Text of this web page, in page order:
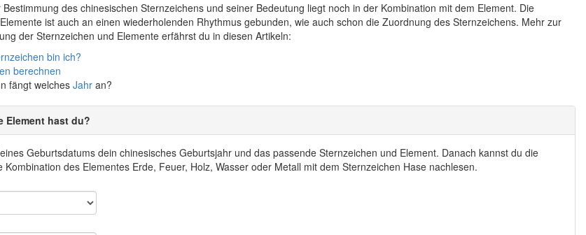
des chinesischen Sternzeichens und seiner Bedeutung liegt noch in der Kombination mit dem Element. Die
ist auch an einen wiederholenden Rhythmus gebunden, wie auch schon die Zuordnung des Sternzeichens. Mehr zur
der Sternzeichen und Elemente erfährst du in diesen Artikeln:
bin ich?
berechnen
fängt welches Jahr an?
Element hast du?
Geburtsdatums dein chinesisches Geburtsjahr und das passende Sternzeichen und Element. Danach kannst du die
Kombination des Elementes Erde, Feuer, Holz, Wasser oder Metall mit dem Sternzeichen Hase nachlesen.